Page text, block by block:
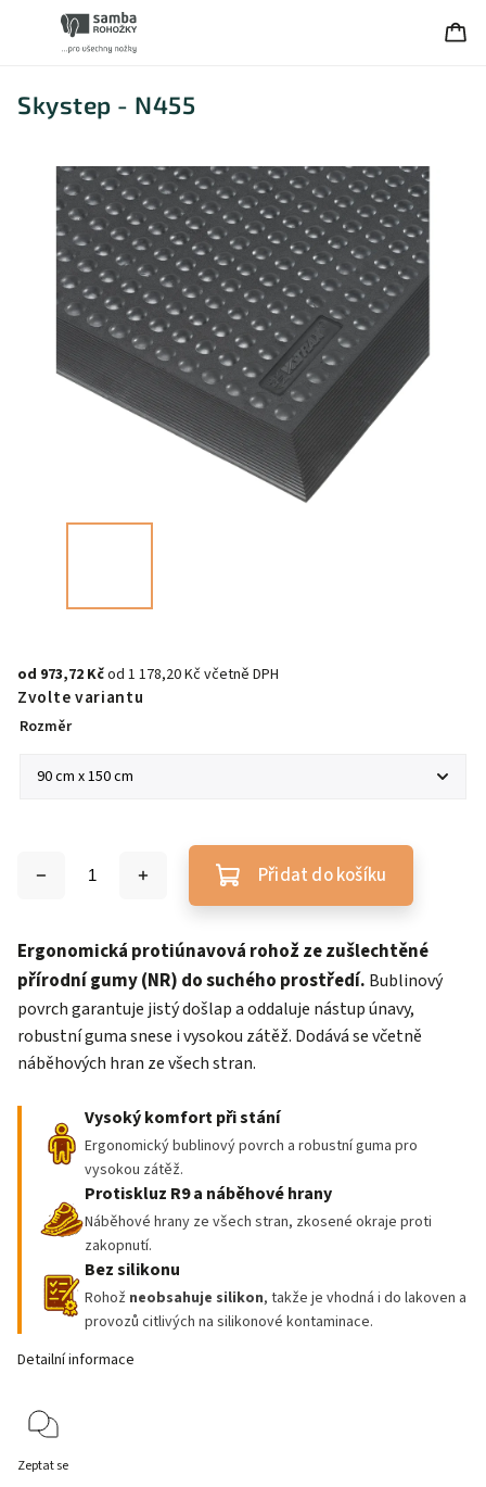
Skystep - N455
od 973,72 Kčod 1 178,20 Kčvčetně DPH
Zvolte variantu
Rozměr
Přidat do košíku
Ergonomická protiúnavová rohož ze zušlechtěné
přírodní gumy (NR) do suchého prostředí. Bublinový
povrch garantuje jistý došlap a oddaluje nástup únavy,
robustní guma snese i vysokou zátěž. Dodává se včetně
náběhových hran ze všech stran.
Vysoký komfort při stání
Ergonomický bublinový povrch a robustní guma pro
vysokou zátěž.
Protiskluz R9 a náběhové hrany
Náběhové hrany ze všech stran, zkosené okraje proti
zakopnutí.
Bez silikonu
Rohož neobsahuje silikon, takže je vhodná i do lakoven a
provozů citlivých na silikonové kontaminace.
Detailní informace
Zeptat se